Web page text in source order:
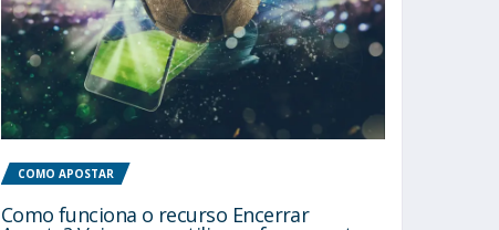
COMO APOSTAR
Como funciona o recurso Encerrar